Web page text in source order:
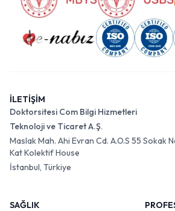
İLETİŞİM
Doktorsitesi Com Bilgi Hizmetleri
Teknoloji ve Ticaret A.Ş.
Maslak Mah. Ahi Evran Cd. A.O.S 55 Sokak
Kat Kolektif House
İstanbul, Türkiye
SAĞLIK